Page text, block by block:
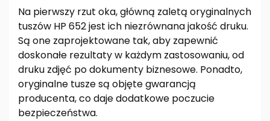
Na pierwszy rzut oka, główną zaletą oryginalnych
tuszów HP 652 jest ich niezrównana jakość druku.
Są one zaprojektowane tak, aby zapewnić
doskonałe rezultaty w każdym zastosowaniu, od
druku zdjęć po dokumenty biznesowe. Ponadto,
oryginalne tusze są objęte gwarancją
producenta, co daje dodatkowe poczucie
bezpieczeństwa.